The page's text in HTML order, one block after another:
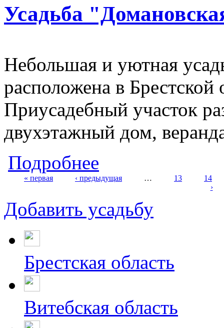
Усадьба
Небольшая и уютная
расположена в Брестской
Приусадебный участок
двухэтажный дом,
Подробнее
« первая ‹ предыдущая … 13
14
›
Добавить усадьбу
Брестская область
Витебская область